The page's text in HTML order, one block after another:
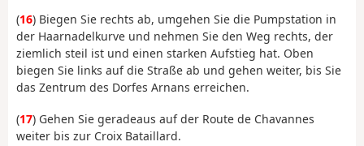
(16) Biegen Sie rechts ab, umgehen Sie die Pumpstation in
der Haarnadelkurve und nehmen Sie den Weg rechts, der
ziemlich steil ist und einen starken Aufstieg hat. Oben
biegen Sie links auf die Straße ab und gehen weiter, bis Sie
das Zentrum des Dorfes Arnans erreichen.
(17) Gehen Sie geradeaus auf der Route de Chavannes
weiter bis zur Croix Bataillard.